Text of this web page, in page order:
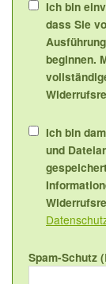
Ich bin
dass Sie
beginnen.
Ich bin
und
Spam-Schutz